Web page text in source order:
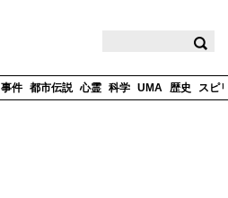
事件 都市伝説 心霊 科学 UMA 歴史 スピ